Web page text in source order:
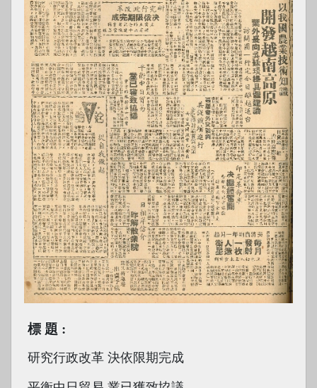
標題
研究行政改革 決依限期完成